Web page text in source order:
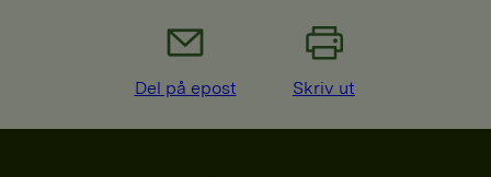
Del på epost Skriv ut